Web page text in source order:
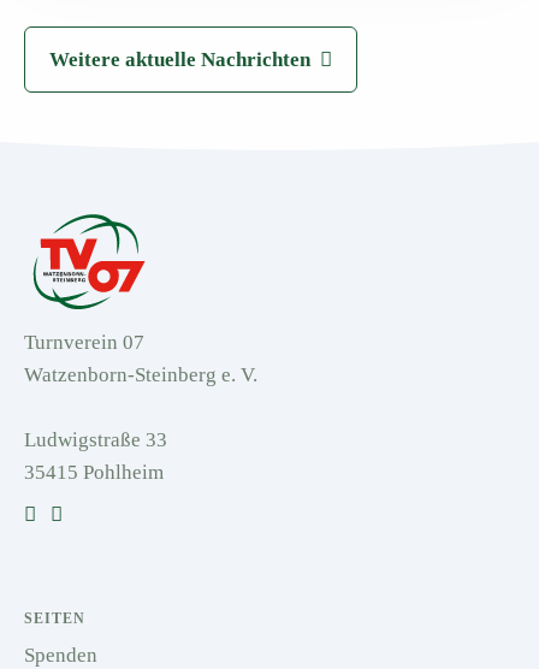
Weitere aktuelle Nachrichten
Turnverein 07
Watzenborn-Steinberg e. V.
Ludwigstraße 33
35415 Pohlheim
SEITEN
Spenden